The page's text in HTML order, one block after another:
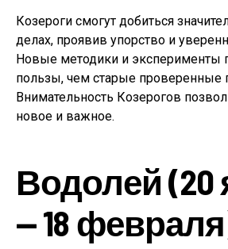
Козероги смогут добиться
делах, проявив упорство и
Новые методики и эксперименты
пользы, чем старые проверенные
Внимательность Козерогов
новое и важное.
Водолей (20
— 18